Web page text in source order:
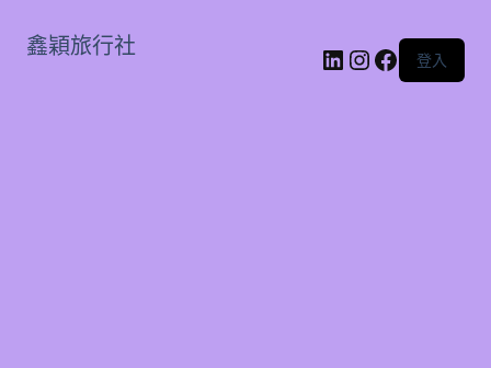
鑫穎旅行社 LinkedIn
Instagram
登入